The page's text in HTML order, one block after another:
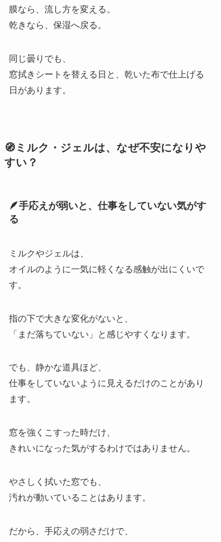
膜なら、流し方を変える。
乾きなら、保湿へ戻る。
同じ曇りでも、
窓拭きシートを替える日と、乾いた布で仕上げる
日があります。
🧭ミルク・ジェルは、なぜ不安になりや
すい？
🪶手応えが弱いと、仕事をしていない気がす
る
ミルクやジェルは、
オイルのように一気に軽くなる感触が出にくいで
す。
指の下で大きな変化がないと、
「まだ落ちていない」と感じやすくなります。
でも、静かな道具ほど、
仕事をしていないように見えるだけのことがあり
ます。
窓を強くこすった時だけ、
きれいになった気がするわけではありません。
やさしく拭いた窓でも、
汚れが動いていることはあります。
だから、手応えの弱さだけで、